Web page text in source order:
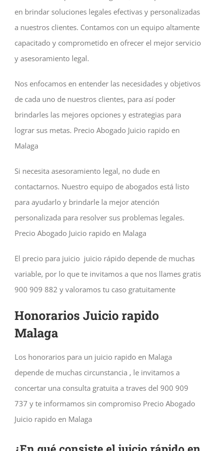
en brindar soluciones legales efectivas y personalizadas
a nuestros clientes. Contamos con un equipo altamente
capacitado y comprometido en ofrecer el mejor servicio
y asesoramiento legal.
Nos enfocamos en entender las necesidades y objetivos
de cada uno de nuestros clientes, para así poder
brindarles las mejores opciones y estrategias para
lograr sus metas. Precio Abogado Juicio rapido en
Malaga
Si necesita asesoramiento legal, no dude en
contactarnos. Nuestro equipo de abogados está listo
para ayudarlo y brindarle la mejor atención
personalizada para resolver sus problemas legales.
Precio Abogado Juicio rapido en Malaga
El precio para juicio juicio rápido depende de muchas
variable, por lo que te invitamos a que nos llames gratis
900 909 882 y valoramos tu caso gratuitamente
Honorarios Juicio rapido
Malaga
Los honorarios para un juicio rapido en Malaga
depende de muchas circunstancia , le invitamos a
concertar una consulta gratuita a traves del 900 909
737 y te informamos sin compromiso Precio Abogado
Juicio rapido en Malaga